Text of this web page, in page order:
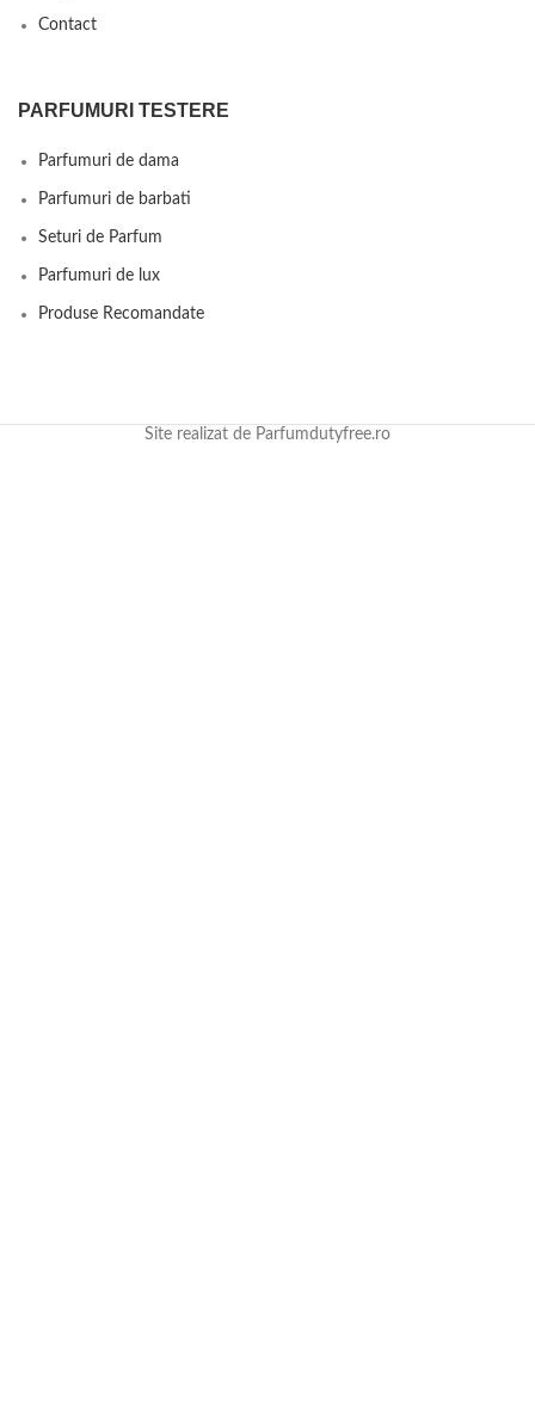
Contact
PARFUMURI TESTERE
Parfumuri de dama
Parfumuri de barbati
Seturi de Parfum
Parfumuri de lux
Produse Recomandate
Site realizat de Parfumdutyfree.ro